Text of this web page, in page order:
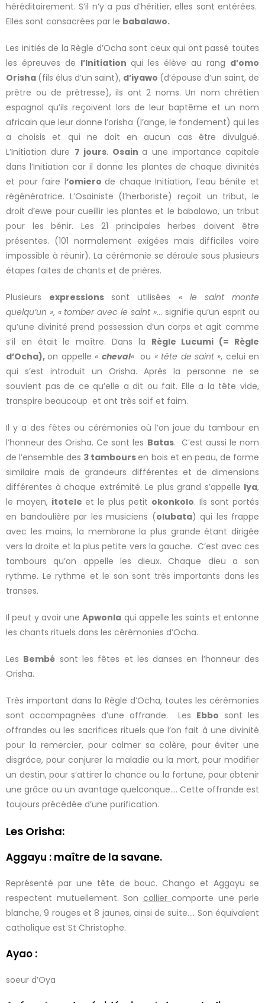
héréditairement. S’il n’y a pas d’héritier, elles sont entérées.
Elles sont consacrées par le babalawo.
Les initiés de la Règle d’Ocha sont ceux qui ont passé toutes
les épreuves de l’Initiation qui les élève au rang d’omo
Orisha (fils élus d’un saint), d’iyawo (d’épouse d’un saint, de
prêtre ou de prêtresse), ils ont 2 noms. Un nom chrétien
espagnol qu’ils reçoivent lors de leur baptême et un nom
africain que leur donne l’orisha (l’ange, le fondement) qui les
a choisis et qui ne doit en aucun cas être divulgué.
L’Initiation dure 7 jours. Osaina une importance capitale
dans l’Initiation car il donne les plantes de chaque divinités
et pour faire l‘omierode chaque Initiation, l’eau bénite et
régénératrice. L’Osainiste (l’herboriste) reçoit un tribut, le
droit d’ewe pour cueillir les plantes et le babalawo, un tribut
pour les bénir. Les 21 principales herbes doivent être
présentes. (101 normalement exigées mais difficiles voire
impossible à réunir). La cérémonie se déroule sous plusieurs
étapes faites de chants et de prières.
Plusieurs expressionssont utilisées « le saint monte
quelqu’un », « tomber avec le saint »… signifie qu’un esprit ou
qu’une divinité prend possession d’un corps et agit comme
s’il en était le maître. Dans la Règle Lucumi (= Règle
d’Ocha),on appelle« cheval« ou « tête de saint », celui en
qui s’est introduit un Orisha. Après la personne ne se
souvient pas de ce qu’elle a dit ou fait. Elle a la tête vide,
transpire beaucoup et ont très soif et faim.
Il y a des fêtes ou cérémonies où l’on joue du tambour en
l’honneur des Orisha. Ce sont les Batas. C’est aussi le nom
de l’ensemble des 3 tamboursen bois et en peau, de forme
similaire mais de grandeurs différentes et de dimensions
différentes à chaque extrémité. Le plus grand s’appelle Iya,
le moyen, itotele et le plus petit okonkolo. Ils sont portés
en bandoulière par les musiciens (olubata) qui les frappe
avec les mains, la membrane la plus grande étant dirigée
vers la droite et la plus petite vers la gauche. C’est avec ces
tambours qu’on appelle les dieux. Chaque dieu a son
rythme. Le rythme et le son sont très importants dans les
transes.
Il peut y avoir uneApwonla qui appelle les saints et entonne
les chants rituels dans les cérémonies d’Ocha.
Les Bembé sont les fêtes et les danses en l’honneur des
Orisha.
Très important dans la Règle d’Ocha, toutes les cérémonies
sont accompagnées d’une offrande. Les Ebbo sont les
offrandes ou les sacrifices rituels que l’on fait à une divinité
pour la remercier, pour calmer sa colère, pour éviter une
disgrâce, pour conjurer la maladie ou la mort, pour modifier
un destin, pour s’attirer la chance ou la fortune, pour obtenir
une grâce ou un avantage quelconque…. Cette offrande est
toujours précédée d’une purification.
Les Orisha:
Aggayu : maître de la savane.
Représenté par une tête de bouc. Chango et Aggayu se
respectent mutuellement. Son collier comporte une perle
blanche, 9 rouges et 8 jaunes, ainsi de suite…. Son équivalent
catholique est St Christophe.
Ayao :
soeur d’Oya